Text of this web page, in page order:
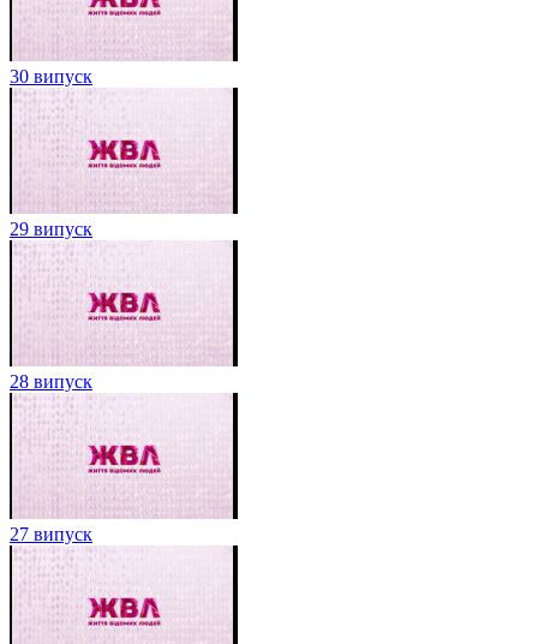
30 випуск
29 випуск
28 випуск
27 випуск